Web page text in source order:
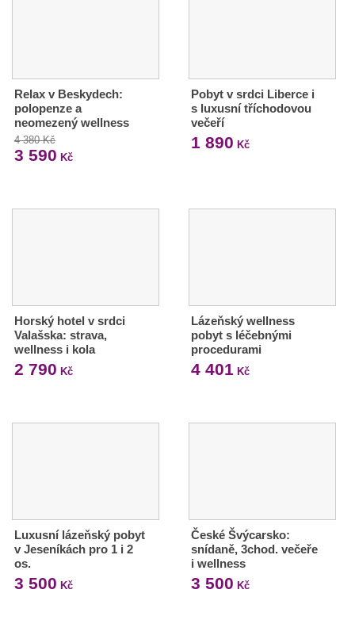
Relax v Beskydech:
polopenze a
neomezený wellness
4 380 Kč
3 590 Kč
Pobyt v srdci Liberce i
s luxusní tříchodovou
večeří
1 890 Kč
Horský hotel v srdci
Valašska: strava,
wellness i kola
2 790 Kč
Lázeňský wellness
pobyt s léčebnými
procedurami
4 401 Kč
Luxusní lázeňský pobyt
v Jeseníkách pro 1 i 2
os.
3 500 Kč
České Švýcarsko:
snídaně, 3chod. večeře
i wellness
3 500 Kč